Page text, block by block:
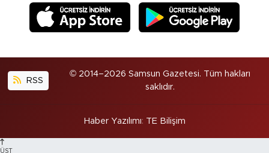
RSS
© 2014–2026 Samsun Gazetesi. Tüm hakları
saklıdır.
Haber Yazılımı: TE Bilişim
ÜST